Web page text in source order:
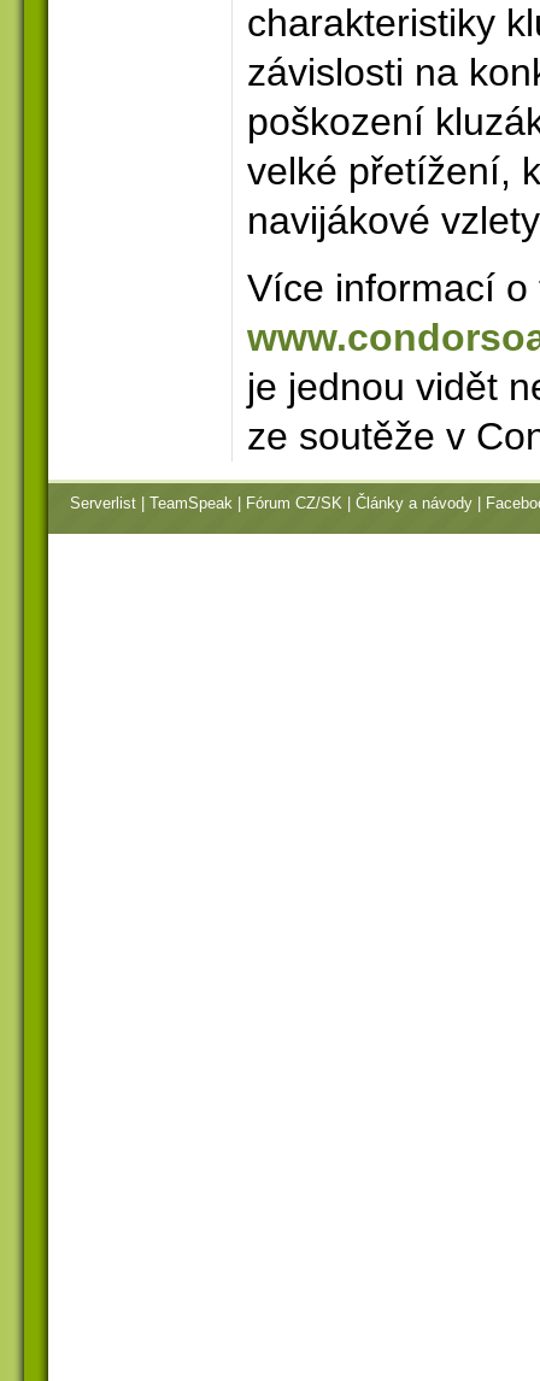
charakteristiky
závislosti na
poškození
velké přetížení,
navijákové
Více informací
je jednou vidět
ze soutěže v
Serverlist TeamSpeak Fórum CZ/SK Články a návody